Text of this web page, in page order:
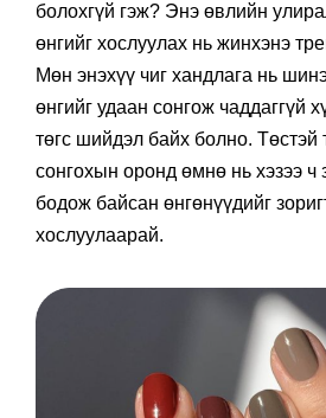
болохгүй гэж? Энэ өвлийн
өнгийг хослуулах нь жинхэнэ
Мөн энэхүү чиг хандлага нь
өнгийг удаан сонгож чаддаггүй
төгс шийдэл байх болно. Төстэй
сонгохын оронд өмнө нь хэзээ ч
бодож байсан өнгөнүүдийг
хослуулаарай.